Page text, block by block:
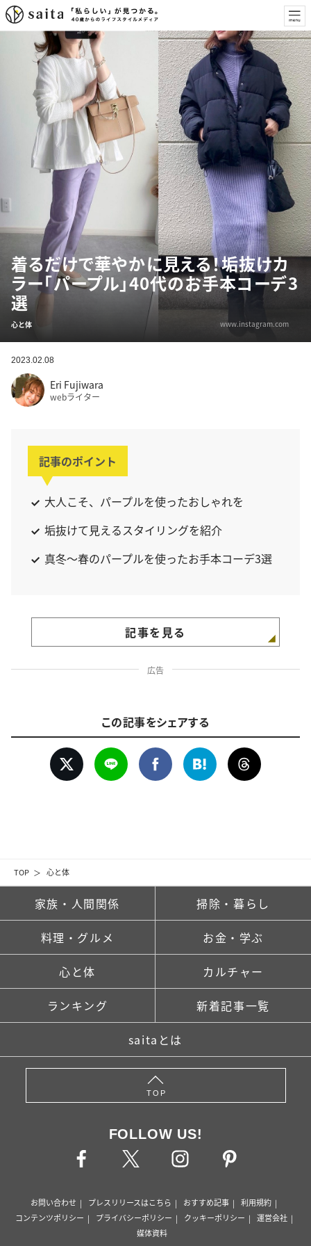
TOP 心と体
着るだけで華やかに見える！垢抜けカ
ラー「パープル」40代のお手本コーデ3
選
心と体 www.instagram.com
2023.02.08
Eri Fujiwara
webライター
記事のポイント
大人こそ、パープルを使ったおしゃれを
垢抜けて見えるスタイリングを紹介
真冬〜春のパープルを使ったお手本コーデ3選
記事を見る
広告
この記事をシェアする
家族・人間関係 掃除・暮らし
料理・グルメ お金・学ぶ
心と体 カルチャー
ランキング 新着記事一覧
saitaとは
TOP
FOLLOW US!
お問い合わせ プレスリリースはこちら おすすめ記事
利用規約
コンテンツポリシー
プライバシーポリシー クッキーポリシー
運営会社
媒体資料